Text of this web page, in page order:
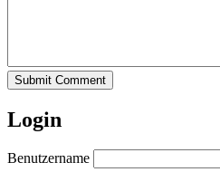
Submit Comment
Login
Benutzername